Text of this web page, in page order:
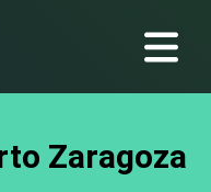
Zaragoza